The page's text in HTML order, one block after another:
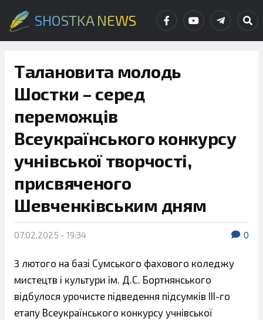
SHOSTKA NEWS
Талановита молодь
Шостки – серед
переможців
Всеукраїнського конкурсу
учнівської творчості,
присвяченого
Шевченківським дням
07.02.2025 - 19:34 0
3 лютого на базі Сумського фахового коледжу
мистецтв і культури ім. Д.С. Бортнянського
відбулося урочисте підведення підсумків ІІІ-го
етапу Всеукраїнського конкурсу учнівської